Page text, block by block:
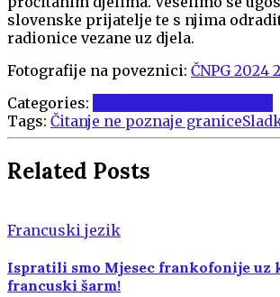
slovenske prijatelje te s njima
radionice vezane uz djela.
Fotografije na poveznici: ČNPG 2024
Categories:
Tags: Čitanje ne poznaje granice
Related Posts
Francuski jezik
Ispratili smo Mjesec frankofonije uz
francuski šarm!